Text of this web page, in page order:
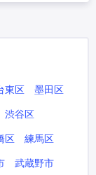
東区 墨田区
渋谷区
区 練馬区
武蔵野市